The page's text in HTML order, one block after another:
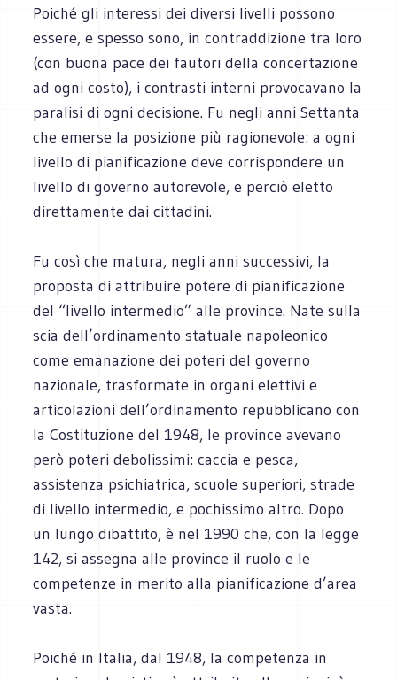
Poiché gli interessi dei diversi livelli possono
essere, e spesso sono, in contraddizione tra loro
(con buona pace dei fautori della concertazione
ad ogni costo), i contrasti interni provocavano la
paralisi di ogni decisione. Fu negli anni Settanta
che emerse la posizione più ragionevole: a ogni
livello di pianificazione deve corrispondere un
livello di governo autorevole, e perciò eletto
direttamente dai cittadini.
Fu così che matura, negli anni successivi, la
proposta di attribuire potere di pianificazione
del “livello intermedio” alle province. Nate sulla
scia dell’ordinamento statuale napoleonico
come emanazione dei poteri del governo
nazionale, trasformate in organi elettivi e
articolazioni dell’ordinamento repubblicano con
la Costituzione del 1948, le province avevano
però poteri debolissimi: caccia e pesca,
assistenza psichiatrica, scuole superiori, strade
di livello intermedio, e pochissimo altro. Dopo
un lungo dibattito, è nel 1990 che, con la legge
142, si assegna alle province il ruolo e le
competenze in merito alla pianificazione d’area
vasta.
Poiché in Italia, dal 1948, la competenza in